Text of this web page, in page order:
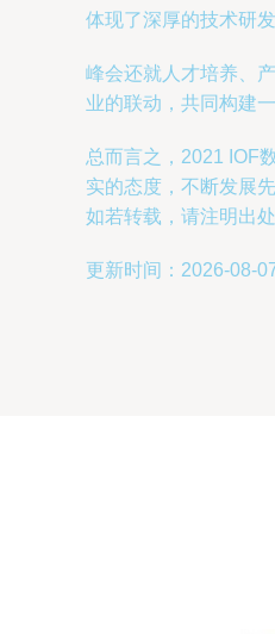
体现了深厚的技术研
峰会还就人才培养、
业的联动，共同构建
总而言之，2021 IOF
实的态度，不断发展
如若转载，请注明出
更新时间：2026-08-